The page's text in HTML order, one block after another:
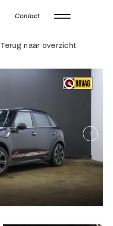
Contact
Terug naar overzicht